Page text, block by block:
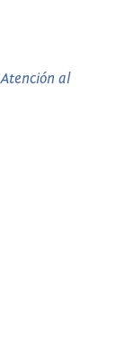
al